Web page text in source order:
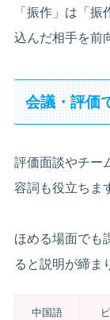
「振作」は「
込んだ相手を前
会議・評価
評価面談やチー
容詞も役立ちま
ほめる場面でも
ると説明が締ま
中国語